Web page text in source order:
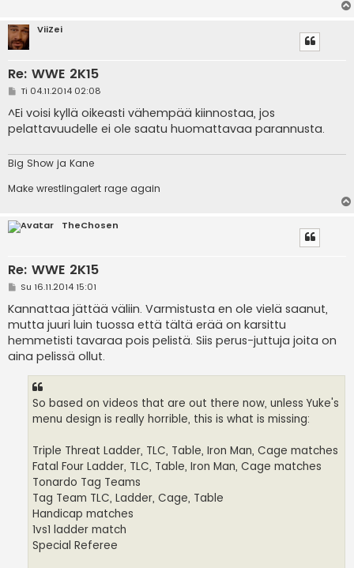
ViiZei
Re: WWE 2K15
V
e
s
t
Ti 04.11.2014 02:08
^Ei voisi kyllä oikeasti vähempää kiinnostaa, jos
pelattavuudelle ei ole saatu huomattavaa parannusta.
Big Show ja Kane
Make wrestlingalert rage again
TheChosen
Re: WWE 2K15
V
e
s
t
i
Su 16.11.2014 15:01
Kannattaa jättää väliin. Varmistusta en ole vielä saanut,
mutta juuri luin tuossa että tältä erää on karsittu
hemmetisti tavaraa pois pelistä. Siis perus-juttuja joita on
aina pelissä ollut.
So based on videos that are out there now, unless Yuke's
menu design is really horrible, this is what is missing:
Triple Threat Ladder, TLC, Table, Iron Man, Cage matches
Fatal Four Ladder, TLC, Table, Iron Man, Cage matches
Tonardo Tag Teams
Tag Team TLC, Ladder, Cage, Table
Handicap matches
1vs1 ladder match
Special Referee